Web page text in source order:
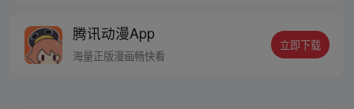
苍要我末流门派逆天，挡不住啊
腾讯动漫App
海量正版漫画畅快看
立即下载